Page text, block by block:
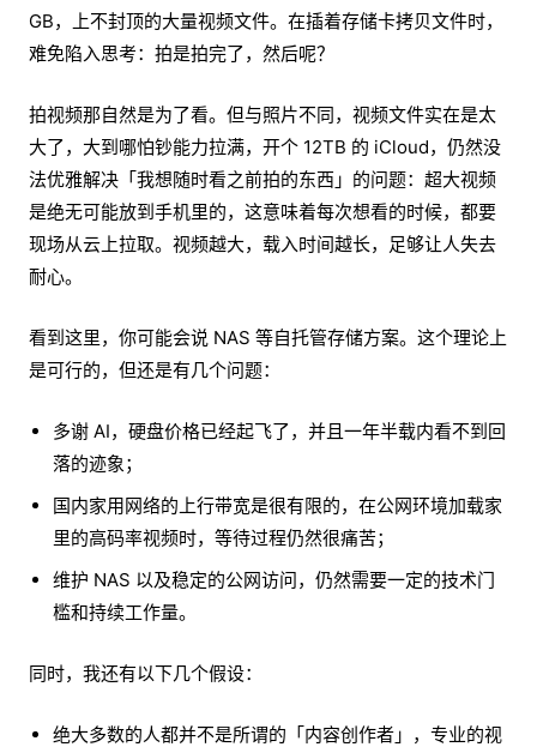
GB，上不封顶的大量视频文件。在插着存储卡拷贝文件时，
难免陷入思考：拍是拍完了，然后呢？
拍视频那自然是为了看。但与照片不同，视频文件实在是太
大了，大到哪怕钞能力拉满，开个 12TB 的 iCloud，仍然没
法优雅解决「我想随时看之前拍的东西」的问题：超大视频
是绝无可能放到手机里的，这意味着每次想看的时候，都要
现场从云上拉取。视频越大，载入时间越长，足够让人失去
耐心。
看到这里，你可能会说 NAS 等自托管存储方案。这个理论上
是可行的，但还是有几个问题：
多谢 AI，硬盘价格已经起飞了，并且一年半载内看不到回
落的迹象；
国内家用网络的上行带宽是很有限的，在公网环境加载家
里的高码率视频时，等待过程仍然很痛苦；
维护 NAS 以及稳定的公网访问，仍然需要一定的技术门
槛和持续工作量。
同时，我还有以下几个假设：
绝大多数的人都并不是所谓的「内容创作者」，专业的视